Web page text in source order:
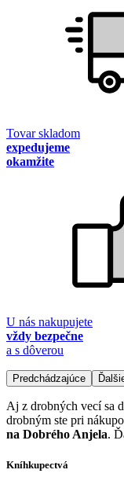
Tovar skladom
expedujeme
okamžite
U nás nakupujete
vždy bezpečne
a s dôverou
Predchádzajúce
Aj z drobných vecí sa
drobným ste pri
na Dobrého Anjela.
Kníhkupectvá